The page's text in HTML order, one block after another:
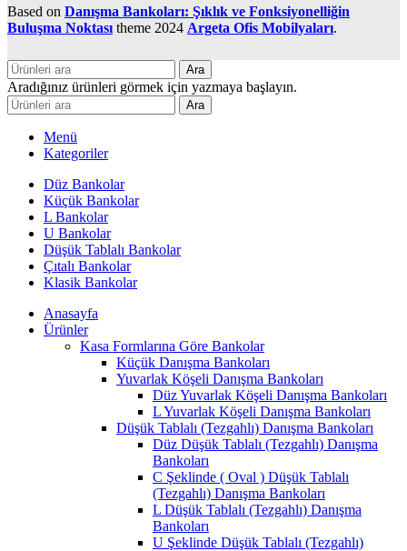
Based on Danışma Bankoları: Şıklık ve Fonksiyonelliğin
Buluşma Noktası theme 2024 Argeta Ofis Mobilyaları.
Ara
Aradığınız ürünleri görmek için yazmaya başlayın.
Ara
Menü
Kategoriler
Düz Bankolar
Küçük Bankolar
L Bankolar
U Bankolar
Düşük Tablalı Bankolar
Çıtalı Bankolar
Klasik Bankolar
Anasayfa
Ürünler
Kasa Formlarına Göre Bankolar
Küçük Danışma Bankoları
Yuvarlak Köşeli Danışma Bankoları
Düz Yuvarlak Köşeli Danışma Bankoları
L Yuvarlak Köşeli Danışma Bankoları
Düşük Tablalı (Tezgahlı) Danışma Bankoları
Düz Düşük Tablalı (Tezgahlı) Danışma
Bankoları
C Şeklinde ( Oval ) Düşük Tablalı
(Tezgahlı) Danışma Bankoları
L Düşük Tablalı (Tezgahlı) Danışma
Bankoları
U Şeklinde Düşük Tablalı (Tezgahlı)